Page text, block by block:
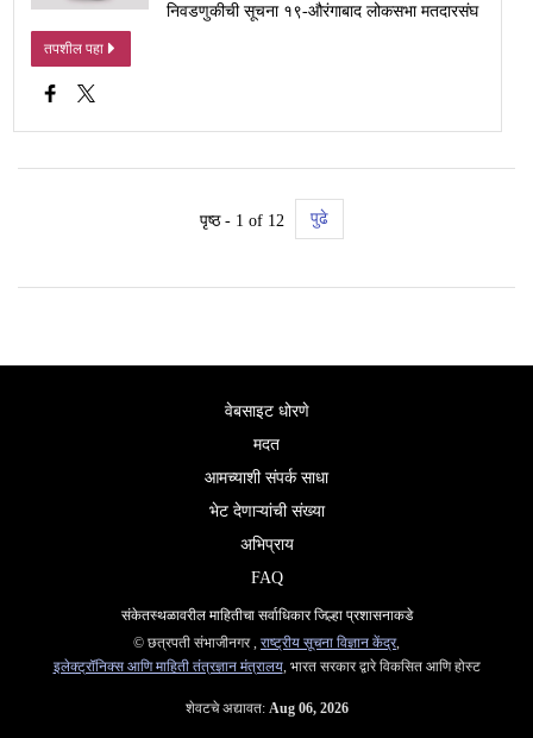
निवडणुकीची सूचना १९-औरंगाबाद लोकसभा मतदारसंघ
तपशील पहा
पृष्ठ - 1 of 12 पुढे
वेबसाइट धोरणे
मदत
आमच्याशी संपर्क साधा
भेट देणाऱ्यांची संख्या
अभिप्राय
FAQ
संकेतस्थळावरील माहितीचा सर्वाधिकार जिल्हा प्रशासनाकडे
© छत्रपती संभाजीनगर , राष्ट्रीय सूचना विज्ञान केंद्र,
इलेक्ट्रॉनिक्स आणि माहिती तंत्रज्ञान मंत्रालय, भारत सरकार द्वारे विकसित आणि होस्ट
शेवटचे अद्यावत: Aug 06, 2026